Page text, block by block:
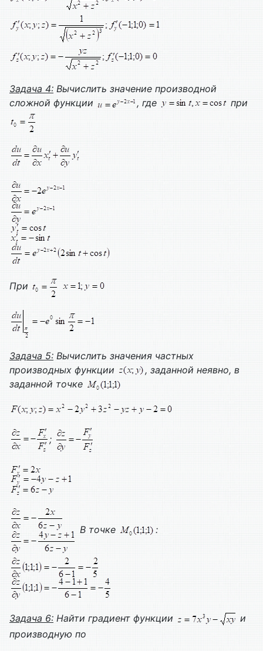
Задача 4: Вычислить значение производной
сложной функции
, где при
При
Задача 5: Вычислить значения частных
производных функции
, заданной неявно, в
заданной точке
;
В точке :
Задача 6: Найти градиент функции
и
производную по